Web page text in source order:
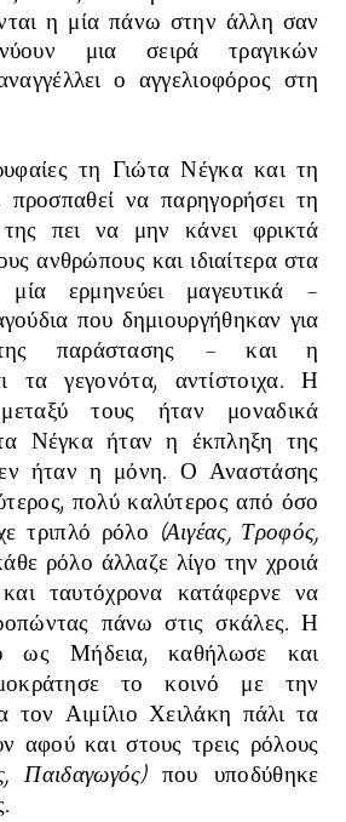
η μία πάνω στην άλλη σαν
μια σειρά τραγικών
ο αγγελιοφόρος στη
τη Γιώτα Νέγκα και τη
προσπαθεί να παρηγορήσει τη
πει να μην κάνει φρικτά
ανθρώπους και ιδιαίτερα στα
ερμηνεύει μαγευτικά -
που δημιουργήθηκαν για
παράστασης - και η
τα γεγονότα, αντίστοιχα. Η
τους ήταν μοναδικά
Νέγκα ήταν η έκπληξη της
ήταν η μόνη. Ο Αναστάσης
πολύ καλύτερος από όσο
τριπλό ρόλο (Αιγέας, Τροφός,
ρόλο άλλαζε λίγο την χροιά
ταυτόχρονα κατάφερνε να
πάνω στις σκάλες.Η
ως Μήδεια, καθήλωσε και
το κοινό με την
τον Αιμίλιο Χειλάκη πάλι τα
αφού και στους τρεις ρόλους
Παιδαγωγός)που υποδύθηκε